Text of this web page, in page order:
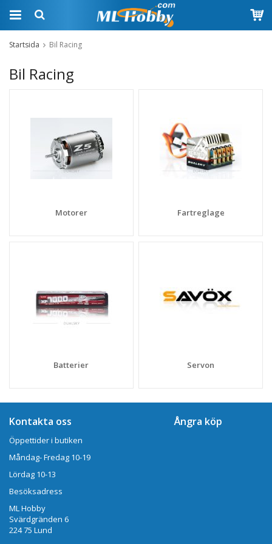
Startsida Bil Racing
Bil Racing
Motorer Fartreglage
Batterier Servon
Kontakta oss
Öppettider i butiken
Måndag- Fredag 10-19
Lördag 10-13
Besöksadress
ML Hobby
Svärdgränden 6
224 75 Lund
Ångra köp